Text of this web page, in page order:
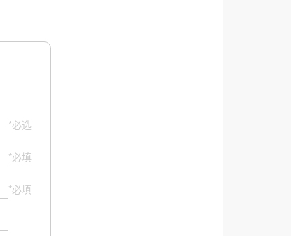
*必选
*必填
*必填